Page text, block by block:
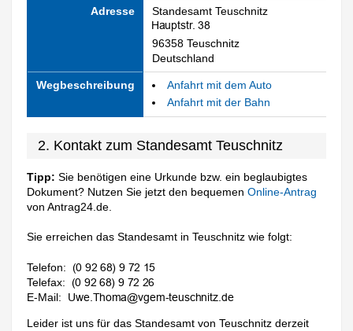
Adresse Standesamt Teuschnitz
96358 Teuschnitz
Deutschland
Wegbeschreibung
Anfahrt mit dem Auto
Anfahrt mit der Bahn
2. Kontakt zum Standesamt Teuschnitz
Tipp: Sie benötigen eine Urkunde bzw. ein beglaubigtes
Dokument? Nutzen Sie jetzt den bequemenOnline-Antrag
von Antrag24.de.
Sie erreichen das Standesamt in Teuschnitz wie folgt:
Telefon:
Telefax:
E-Mail:
Leider ist uns für das Standesamt von Teuschnitz derzeit